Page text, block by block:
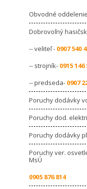
Obvodné
Dobrovoľný
-- veliteľ - 0907 540
-- strojník- 0915 146
-- predseda- 0907
Poruchy dodávky
Poruchy dod.
Poruchy dodávky
Poruchy ver.
MsÚ
0905 876 814